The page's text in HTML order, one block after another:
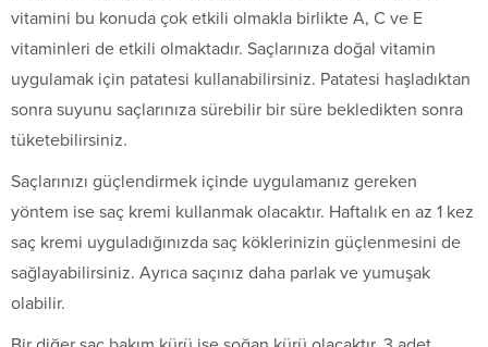
vitamini bu konuda çok etkili olmakla birlikte A, C ve E
vitaminleri de etkili olmaktadır. Saçlarınıza doğal vitamin
uygulamak için patatesi kullanabilirsiniz. Patatesi haşladıktan
sonra suyunu saçlarınıza sürebilir bir süre bekledikten sonra
tüketebilirsiniz.
Saçlarınızı güçlendirmek içinde uygulamanız gereken
yöntem ise saç kremi kullanmak olacaktır. Haftalık en az 1 kez
saç kremi uyguladığınızda saç köklerinizin güçlenmesini de
sağlayabilirsiniz. Ayrıca saçınız daha parlak ve yumuşak
olabilir.